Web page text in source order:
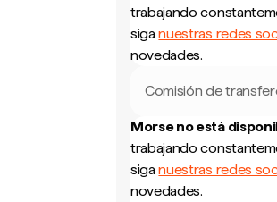
trabajando
siganuestras redes
novedades.
Comisión de
Morse no está
trabajando
siganuestras redes
novedades.